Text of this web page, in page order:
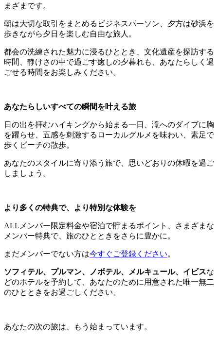
まざまです。
朝は大切な取引をまとめるビジネスパーソン、夕方は砂浜を
歩きながら夕日を楽しむ自由な旅人。
都会の洗練された魅力に浸るひととき、文化遺産を探訪する
時間、静けさの中で過ごす癒しの夕暮れも、あなたらしく過
ごせる時間をお楽しみください。
あなたらしいすべての瞬間を叶える旅
日の出を拝むハイキングから始まる一日、滝へのダイブに胸
を躍らせ、五感を刺激するローカルグルメを味わい、素足で
歩くビーチの散歩。
あなたのスタイルに寄り添う旅で、思いどおりの休暇を過ご
しましょう。
より多くの特典で、より特別な体験を
ALLメンバー限定料金や宿泊で貯まるポイント、さまざまな
メンバー特典で、旅のひとときをさらに豊かに。
まだメンバーでない方は今すぐご登録ください。
ソフィテル、プルマン、ノボテル、メルキュール、イビスな
どのホテルを予約して、あなたのために用意された唯一無二
のひとときをお過ごしください。
あなたの次の旅は、もう始まっています。